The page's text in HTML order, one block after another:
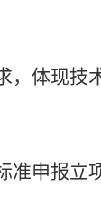
体现技
准申报立